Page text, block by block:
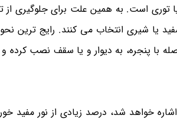
توری است. به همین علت برای جلوگیری از
یا شیری انتخاب می کنند. رایج ترین
با پنجره، به دیوار و یا سقف نصب کرده و
خواهد شد، درصد زیادی از نور مفید